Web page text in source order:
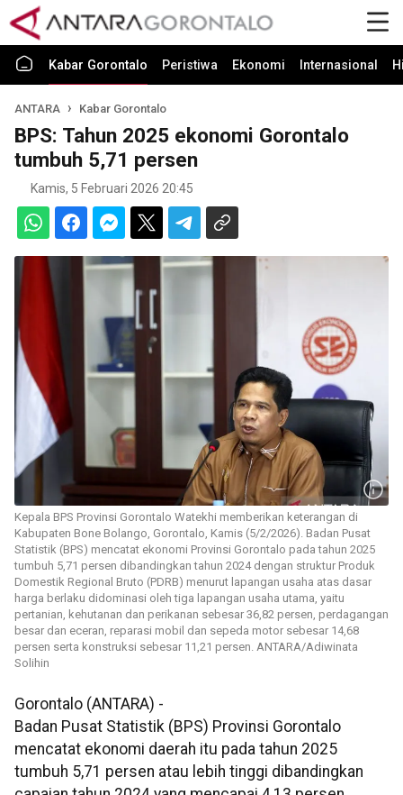
Kabar Gorontalo Peristiwa Ekonomi Internasional
ANTARA Kabar Gorontalo
BPS: Tahun 2025 ekonomi Gorontalo
tumbuh 5,71 persen
Kamis, 5 Februari 2026 20:45
Kepala BPS Provinsi Gorontalo Watekhi memberikan keterangan di
Kabupaten Bone Bolango, Gorontalo, Kamis (5/2/2026). Badan Pusat
Statistik (BPS) mencatat ekonomi Provinsi Gorontalo pada tahun 2025
tumbuh 5,71 persen dibandingkan tahun 2024 dengan struktur Produk
Domestik Regional Bruto (PDRB) menurut lapangan usaha atas dasar
harga berlaku didominasi oleh tiga lapangan usaha utama, yaitu
pertanian, kehutanan dan perikanan sebesar 36,82 persen, perdagangan
besar dan eceran, reparasi mobil dan sepeda motor sebesar 14,68
persen serta konstruksi sebesar 11,21 persen. ANTARA/Adiwinata
Solihin
Gorontalo (ANTARA) -
Badan Pusat Statistik (BPS) Provinsi Gorontalo
mencatat ekonomi daerah itu pada tahun 2025
tumbuh 5,71 persen atau lebih tinggi dibandingkan